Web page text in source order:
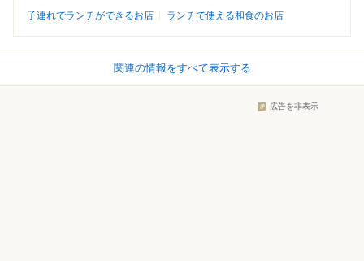
子連れでランチができるお店 ランチで使える和食のお店
関連の情報をすべて表示する
広告を非表示